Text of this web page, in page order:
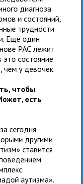
диагноза
и состояний,
трудности
Еще один
РАС лежит
это состояние
чем у девочек.
чтобы
есть
сегодня
другими
ставится
аутизма».